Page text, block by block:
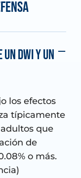
DWI y un
los efectos
típicamente
que
de
o más.